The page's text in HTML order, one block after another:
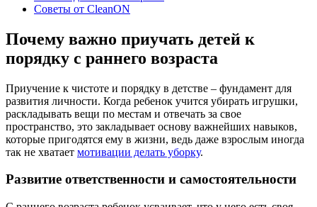
Советы от CleanON
Почему важно приучать детей к
порядку с раннего возраста
Приучение к чистоте и порядку в детстве – фундамент для
развития личности. Когда ребенок учится убирать игрушки,
раскладывать вещи по местам и отвечать за свое
пространство, это закладывает основу важнейших навыков,
которые пригодятся ему в жизни, ведь даже взрослым иногда
так не хватает мотивации делать уборку.
Развитие ответственности и самостоятельности